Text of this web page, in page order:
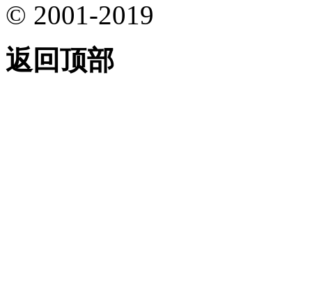
© 2001-2019
返回顶部